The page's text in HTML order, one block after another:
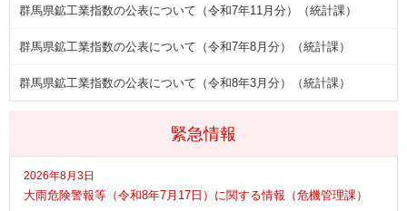
緊急情報
2026年8月3日
大雨危険警報等（令和8年7月17日）に関する情報（危機管理課）
群馬県鉱工業指数の公表について（令和7年11月分）（統計課）
群馬県鉱工業指数の公表について（令和7年8月分）（統計課）
群馬県鉱工業指数の公表について（令和8年3月分）（統計課）